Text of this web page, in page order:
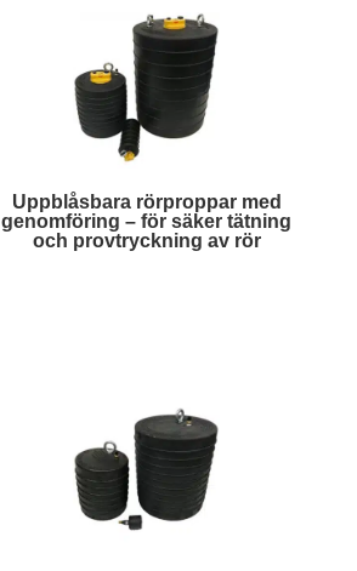
Uppblåsbara rörproppar med
genomföring – för säker tätning
och provtryckning av rör